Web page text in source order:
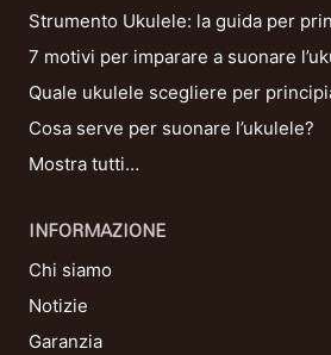
Strumento Ukulele: la guida per
7 motivi per imparare a suonare
Quale ukulele scegliere per
Cosa serve per suonare l’ukulele?
Mostra tutti…
INFORMAZIONE
Chi siamo
Notizie
Garanzia